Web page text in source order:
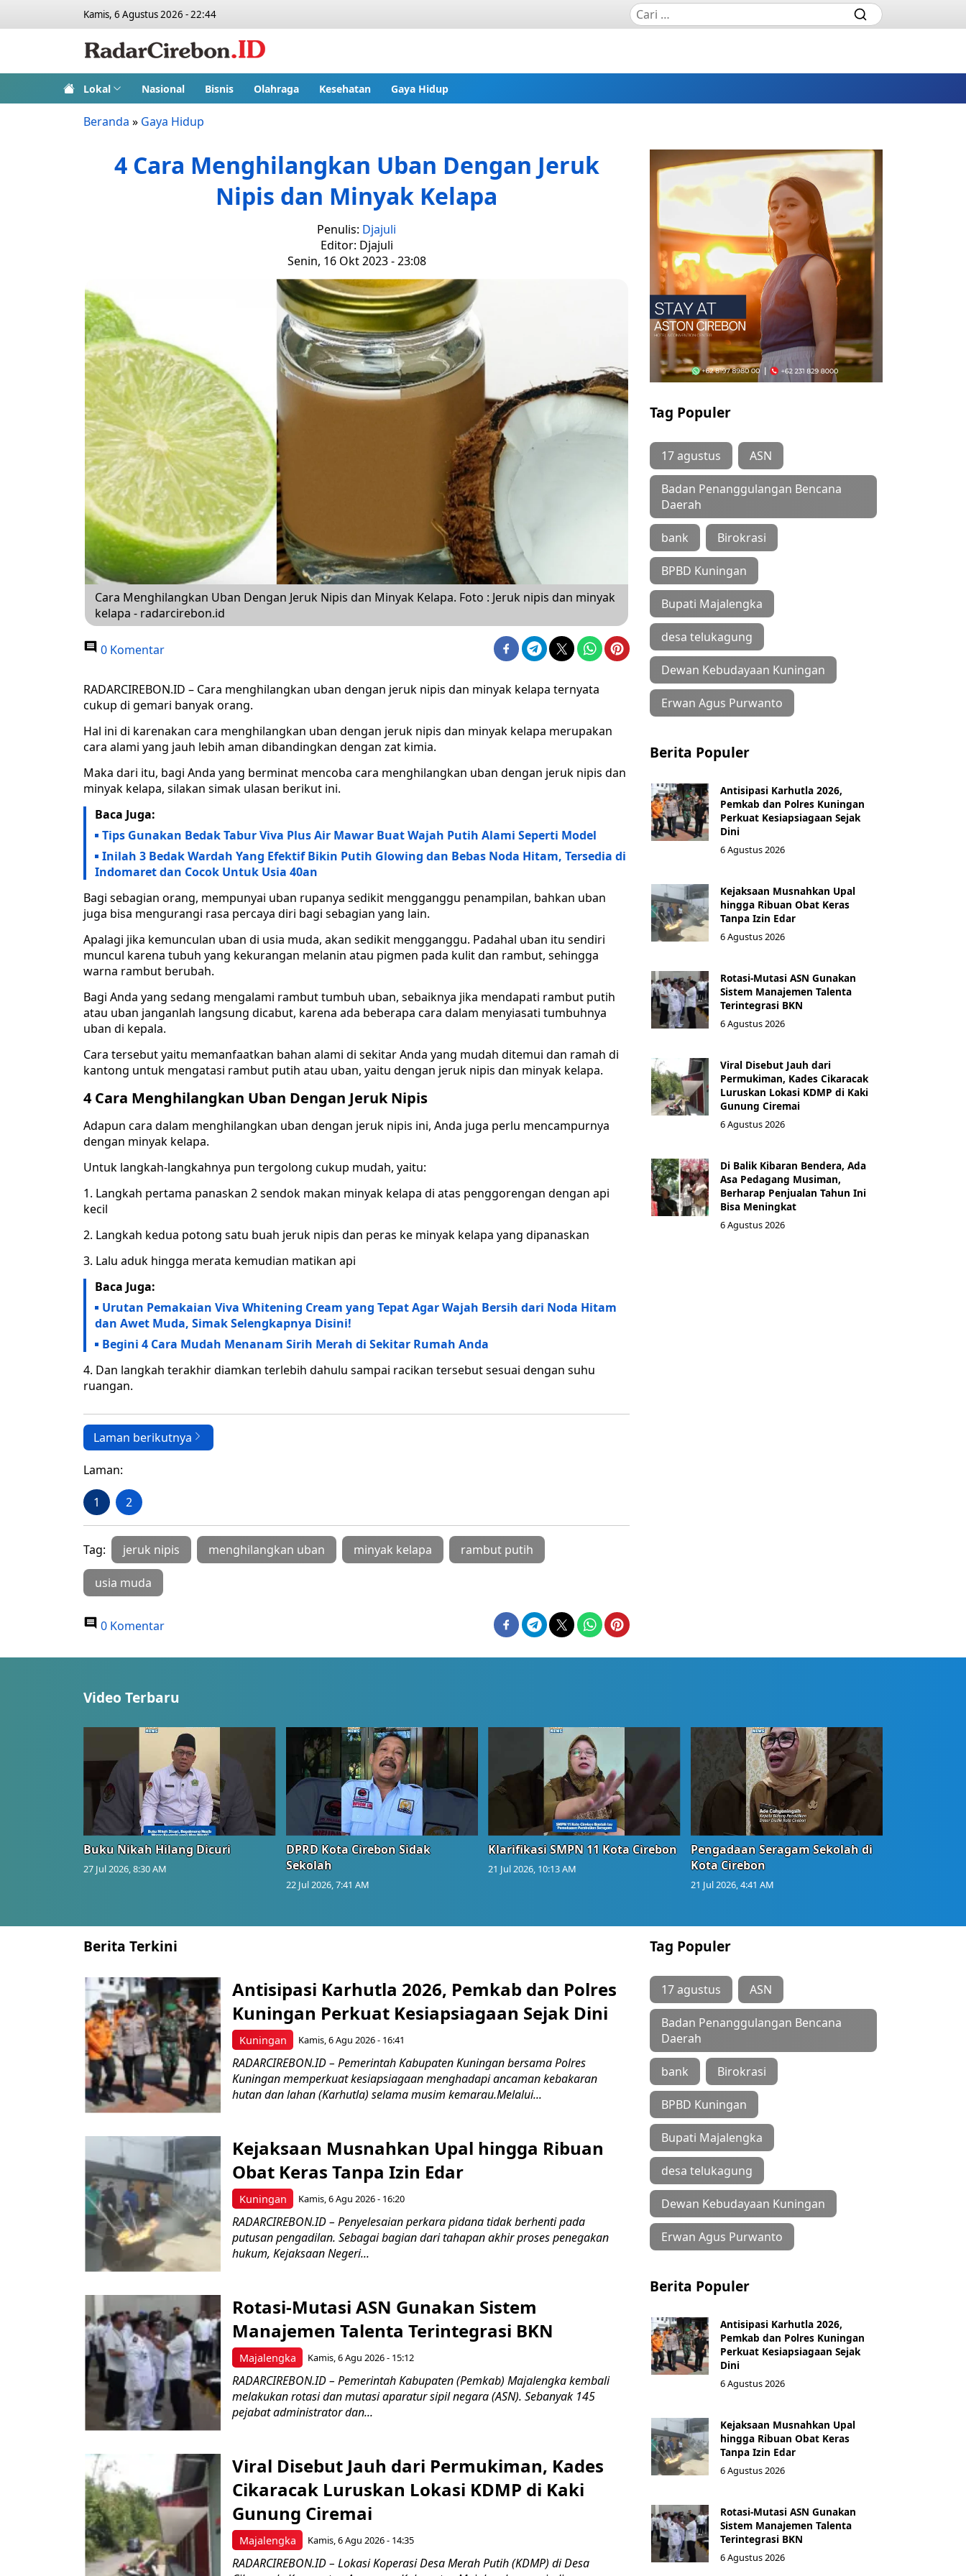
Kamis, 6 Agustus 2026 - 22:44
Lokal Nasional Bisnis Olahraga Kesehatan Gaya Hidup
Beranda » Gaya Hidup
4 Cara Menghilangkan Uban Dengan Jeruk
Nipis dan Minyak Kelapa
Penulis: Djajuli
Editor: Djajuli
Senin, 16 Okt 2023 - 23:08
Cara Menghilangkan Uban Dengan Jeruk Nipis dan Minyak Kelapa. Foto : Jeruk nipis dan minyak
kelapa - radarcirebon.id
0 Komentar
RADARCIREBON.ID – Cara menghilangkan uban dengan jeruk nipis dan minyak kelapa ternyata
cukup di gemari banyak orang.
Hal ini di karenakan cara menghilangkan uban dengan jeruk nipis dan minyak kelapa merupakan
cara alami yang jauh lebih aman dibandingkan dengan zat kimia.
Maka dari itu, bagi Anda yang berminat mencoba cara menghilangkan uban dengan jeruk nipis dan
minyak kelapa, silakan simak ulasan berikut ini.
Baca Juga:
Tips Gunakan Bedak Tabur Viva Plus Air Mawar Buat Wajah Putih Alami Seperti Model
Inilah 3 Bedak Wardah Yang Efektif Bikin Putih Glowing dan Bebas Noda Hitam, Tersedia di
Indomaret dan Cocok Untuk Usia 40an
Bagi sebagian orang, mempunyai uban rupanya sedikit mengganggu penampilan, bahkan uban
juga bisa mengurangi rasa percaya diri bagi sebagian yang lain.
Apalagi jika kemunculan uban di usia muda, akan sedikit mengganggu. Padahal uban itu sendiri
muncul karena tubuh yang kekurangan melanin atau pigmen pada kulit dan rambut, sehingga
warna rambut berubah.
Bagi Anda yang sedang mengalami rambut tumbuh uban, sebaiknya jika mendapati rambut putih
atau uban janganlah langsung dicabut, karena ada beberapa cara dalam menyiasati tumbuhnya
uban di kepala.
Cara tersebut yaitu memanfaatkan bahan alami di sekitar Anda yang mudah ditemui dan ramah di
kantong untuk mengatasi rambut putih atau uban, yaitu dengan jeruk nipis dan minyak kelapa.
4 Cara Menghilangkan Uban Dengan Jeruk Nipis
Adapun cara dalam menghilangkan uban dengan jeruk nipis ini, Anda juga perlu mencampurnya
dengan minyak kelapa.
Untuk langkah-langkahnya pun tergolong cukup mudah, yaitu:
1. Langkah pertama panaskan 2 sendok makan minyak kelapa di atas penggorengan dengan api
kecil
2. Langkah kedua potong satu buah jeruk nipis dan peras ke minyak kelapa yang dipanaskan
3. Lalu aduk hingga merata kemudian matikan api
Baca Juga:
Urutan Pemakaian Viva Whitening Cream yang Tepat Agar Wajah Bersih dari Noda Hitam
dan Awet Muda, Simak Selengkapnya Disini!
Begini 4 Cara Mudah Menanam Sirih Merah di Sekitar Rumah Anda
4. Dan langkah terakhir diamkan terlebih dahulu sampai racikan tersebut sesuai dengan suhu
ruangan.
Laman berikutnya
Laman:
1 2
Tag: jeruk nipis menghilangkan uban minyak kelapa rambut putih
usia muda
0 Komentar
Tag Populer
17 agustus ASN
Badan Penanggulangan Bencana
Daerah
bank Birokrasi
BPBD Kuningan
Bupati Majalengka
desa telukagung
Dewan Kebudayaan Kuningan
Erwan Agus Purwanto
Berita Populer
Antisipasi Karhutla 2026,
Pemkab dan Polres Kuningan
Perkuat Kesiapsiagaan Sejak
Dini
6 Agustus 2026
Kejaksaan Musnahkan Upal
hingga Ribuan Obat Keras
Tanpa Izin Edar
6 Agustus 2026
Rotasi-Mutasi ASN Gunakan
Sistem Manajemen Talenta
Terintegrasi BKN
6 Agustus 2026
Viral Disebut Jauh dari
Permukiman, Kades Cikaracak
Luruskan Lokasi KDMP di Kaki
Gunung Ciremai
6 Agustus 2026
Di Balik Kibaran Bendera, Ada
Asa Pedagang Musiman,
Berharap Penjualan Tahun Ini
Bisa Meningkat
6 Agustus 2026
Video Terbaru
Buku Nikah Hilang Dicuri
27 Jul 2026, 8:30 AM
DPRD Kota Cirebon Sidak
Sekolah
22 Jul 2026, 7:41 AM
Klarifikasi SMPN 11 Kota Cirebon
21 Jul 2026, 10:13 AM
Pengadaan Seragam Sekolah di
Kota Cirebon
21 Jul 2026, 4:41 AM
Berita Terkini
Kuningan
Antisipasi Karhutla 2026, Pemkab dan Polres
Kuningan Perkuat Kesiapsiagaan Sejak Dini
Kamis, 6 Agu 2026 - 16:41
RADARCIREBON.ID – Pemerintah Kabupaten Kuningan bersama Polres
Kuningan memperkuat kesiapsiagaan menghadapi ancaman kebakaran
hutan dan lahan (Karhutla) selama musim kemarau.Melalui...
Kuningan
Kejaksaan Musnahkan Upal hingga Ribuan
Obat Keras Tanpa Izin Edar
Kamis, 6 Agu 2026 - 16:20
RADARCIREBON.ID – Penyelesaian perkara pidana tidak berhenti pada
putusan pengadilan. Sebagai bagian dari tahapan akhir proses penegakan
hukum, Kejaksaan Negeri...
Majalengka
Rotasi-Mutasi ASN Gunakan Sistem
Manajemen Talenta Terintegrasi BKN
Kamis, 6 Agu 2026 - 15:12
RADARCIREBON.ID – Pemerintah Kabupaten (Pemkab) Majalengka kembali
melakukan rotasi dan mutasi aparatur sipil negara (ASN). Sebanyak 145
pejabat administrator dan...
Majalengka
Viral Disebut Jauh dari Permukiman, Kades
Cikaracak Luruskan Lokasi KDMP di Kaki
Gunung Ciremai
Kamis, 6 Agu 2026 - 14:35
RADARCIREBON.ID – Lokasi Koperasi Desa Merah Putih (KDMP) di Desa
Tag Populer
17 agustus ASN
Badan Penanggulangan Bencana
Daerah
bank Birokrasi
BPBD Kuningan
Bupati Majalengka
desa telukagung
Dewan Kebudayaan Kuningan
Erwan Agus Purwanto
Berita Populer
Antisipasi Karhutla 2026,
Pemkab dan Polres Kuningan
Perkuat Kesiapsiagaan Sejak
Dini
6 Agustus 2026
Kejaksaan Musnahkan Upal
hingga Ribuan Obat Keras
Tanpa Izin Edar
6 Agustus 2026
Rotasi-Mutasi ASN Gunakan
Sistem Manajemen Talenta
Terintegrasi BKN
6 Agustus 2026